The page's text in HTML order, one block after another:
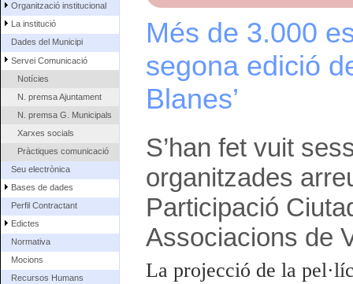
Organització institucional
La institució
Dades del Municipi
Servei Comunicació
Notícies
N. premsa Ajuntament
N. premsa G. Municipals
Xarxes socials
Pràctiques comunicació
Seu electrònica
Bases de dades
Perfil Contractant
Edictes
Normativa
Mocions
Recursos Humans
Més de 3.000
segona edició
Blanes’
S’han fet vuit
organitzades
Participació
Associacions de
La projecció de la